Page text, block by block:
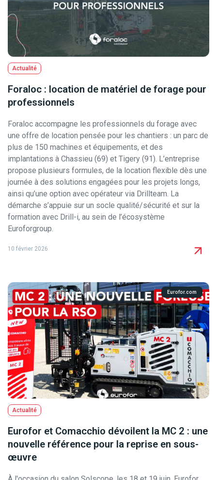
Actualité
Foraloc : location de matériel de forage pour
professionnels
Foraloc accompagne les professionnels du forage avec
une offre de location pensée pour les chantiers : un parc de
plus de 150 machines et équipements, et des
implantations à Chassieu (69) et Tigery (91). L’entreprise
propose plusieurs formules, de la location flexible dès une
journée à des solutions engagées pour les projets longs,
ainsi qu’une option avec opérateur via Drillteam. La
démarche s’appuie sur un socle qualité/sécurité et sur la
formation avec Drill-i, au sein de l’écosystème
Euroforgroup.
10 février 2026
Eurofor.com
Actualité
Eurofor et Comacchio dévoilent la MC 2 : une
nouvelle référence pour la reprise en sous-
œuvre